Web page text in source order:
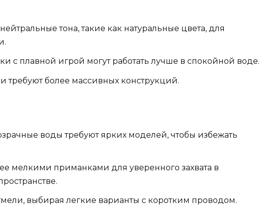
тона, такие как натуральные цвета, для
с плавной игрой могут работать лучше в спокойной воде.
требуют более массивных конструкций.
воды требуют ярких моделей, чтобы избежать
мелкими приманками для уверенного захвата в
выбирая легкие варианты с коротким проводом.